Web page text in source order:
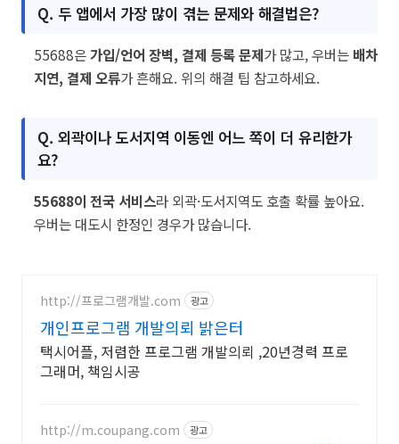
Q. 두 앱에서 가장 많이 겪는 문제와 해결법은?
55688은가입/언어 장벽, 결제 등록 문제가 많고, 우버는 배차
지연, 결제 오류가 흔해요. 위의 해결 팁 참고하세요.
Q. 외곽이나 도서지역 이동엔 어느 쪽이 더 유리한가
요?
55688이 전국 서비스라 외곽·도서지역도 호출 확률 높아요.
우버는 대도시 한정인 경우가 많습니다.
http://프로그램개발.com 광고
개인프로그램 개발의뢰 밝은터
택시어플, 저렴한 프로그램 개발의뢰 ,20년경력 프로
그래머, 책임시공
http://m.coupang.com 광고